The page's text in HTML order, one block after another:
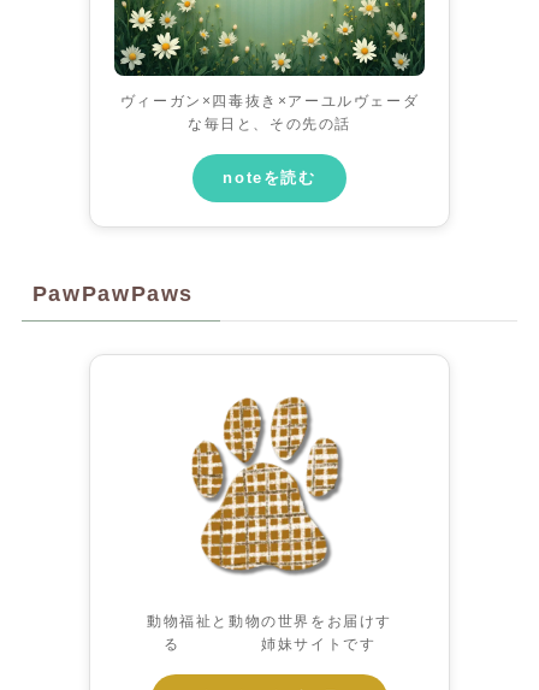
ヴィーガン×四毒抜き×アーユルヴェーダ
な毎日と、その先の話
noteを読む
PawPawPaws
動物福祉と動物の世界をお届けす
る 姉妹サイトです